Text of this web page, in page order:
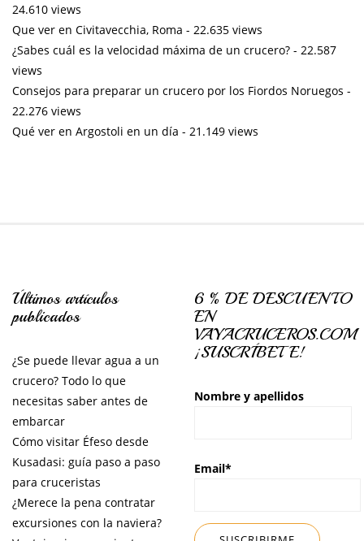
24.610 views
Que ver en Civitavecchia, Roma - 22.635 views
¿Sabes cuál es la velocidad máxima de un crucero? - 22.587
views
Consejos para preparar un crucero por los Fiordos Noruegos -
22.276 views
Qué ver en Argostoli en un día - 21.149 views
Últimos artículos
publicados
¿Se puede llevar agua a un
crucero? Todo lo que
necesitas saber antes de
embarcar
Cómo visitar Éfeso desde
Kusadasi: guía paso a paso
para cruceristas
¿Merece la pena contratar
excursiones con la naviera?
6 % DE DESCUENTO
EN
VAYACRUCEROS.COM
¡SUSCRÍBETE!
Nombre y apellidos
Email*